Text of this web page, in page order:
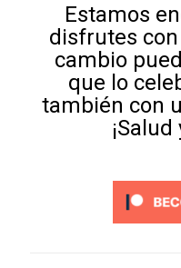
Estamos
disfrutes
cambio
que lo
también con